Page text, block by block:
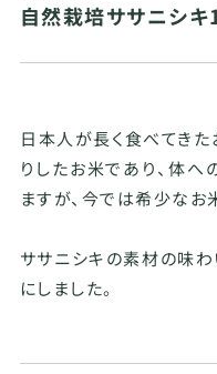
自然栽培ササニシ
日本人が長く食べてきた
りしたお米であり、体
ますが、今では希少なお
ササニシキの素材の味
にしました。